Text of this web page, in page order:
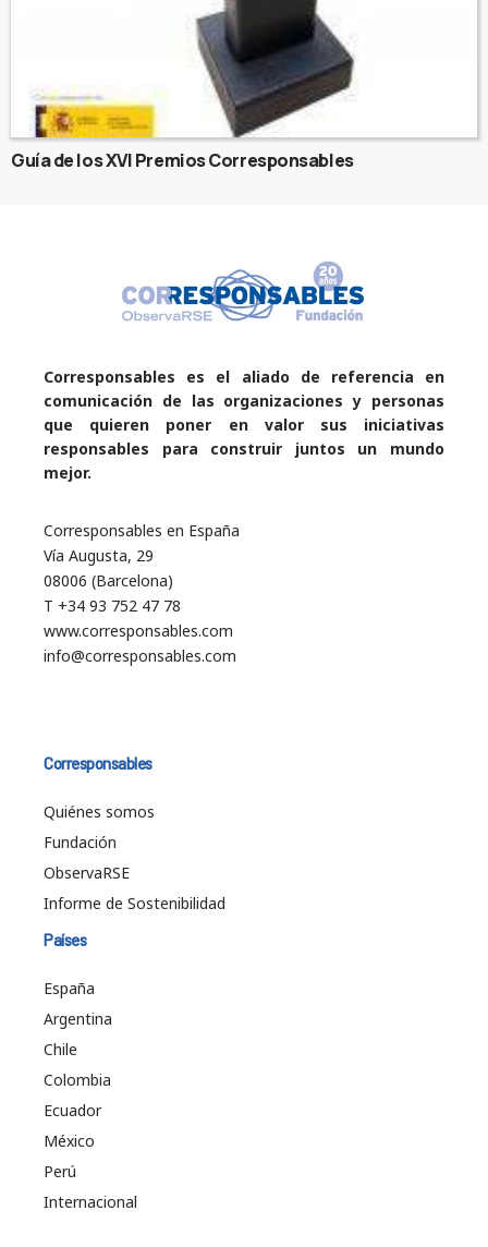
Guía de los XVI Premios Corresponsables
Corresponsables es el aliado de referencia en
comunicación de las organizaciones y personas
que quieren poner en valor sus iniciativas
responsables para construir juntos un mundo
mejor.
Corresponsables en España
Vía Augusta, 29
08006 (Barcelona)
T +34 93 752 47 78
www.corresponsables.com
info@corresponsables.com
Corresponsables
Quiénes somos
Fundación
ObservaRSE
Informe de Sostenibilidad
Países
España
Argentina
Chile
Colombia
Ecuador
México
Perú
Internacional